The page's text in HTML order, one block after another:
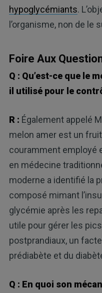
hypoglycémiants.
l’organisme, non de le
Foire Aux
Q : Qu’est-ce que le
il utilisé pour le
R : Également appelé
melon amer est un
couramment employé
en médecine
moderne a identifié la
composé mimant
glycémie après les
utile pour gérer les
postprandiaux, un
prédiabète et du
Q : En quoi son